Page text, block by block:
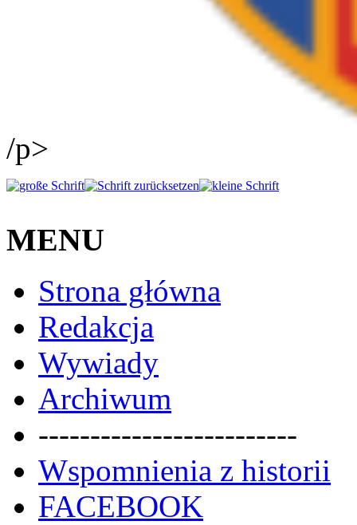
/p>
MENU
Strona główna
Redakcja
Wywiady
Archiwum
-------------------------
Wspomnienia z historii
FACEBOOK